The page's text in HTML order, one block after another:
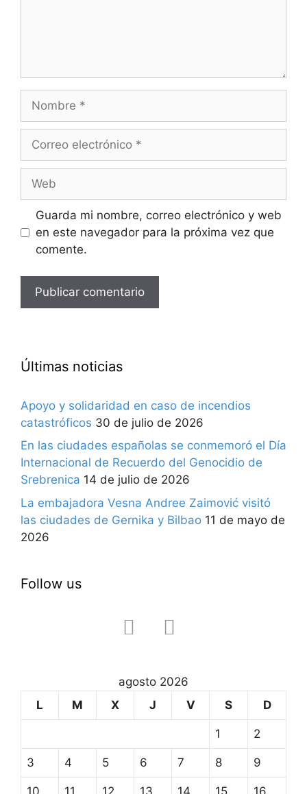
Nombre
Correo
Web
Guarda mi nombre, correo electrónico y web
en este navegador para la próxima vez que
comente.
Últimas noticias
Apoyo y solidaridad en caso de incendios
catastróficos 30 de julio de 2026
En las ciudades españolas se conmemoró el Día
Internacional de Recuerdo del Genocidio de
Srebrenica 14 de julio de 2026
La embajadora Vesna Andree Zaimović visitó
las ciudades de Gernika y Bilbao 11 de mayo de
2026
Follow us
facebook instagram
agosto 2026
L
M X J V S D
1 2
3 4 5 6 7 8 9
10 11 12 13 14 15 16